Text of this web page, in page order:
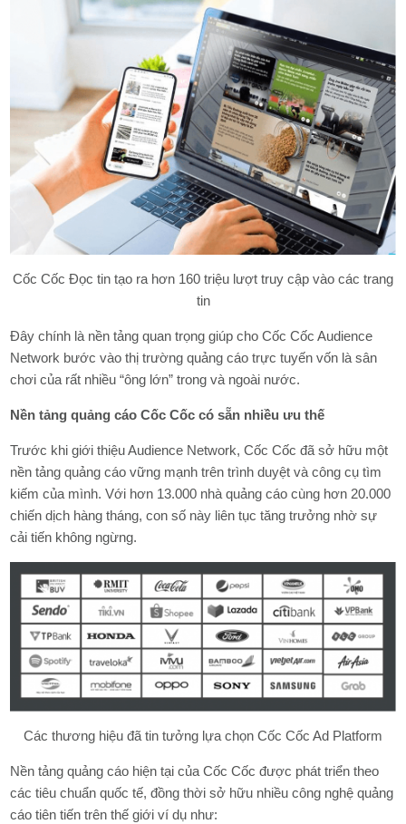
Cốc Cốc Đọc tin tạo ra hơn 160 triệu lượt truy cập vào các trang
tin
Đây chính là nền tảng quan trọng giúp cho Cốc Cốc Audience
Network bước vào thị trường quảng cáo trực tuyến vốn là sân
chơi của rất nhiều “ông lớn” trong và ngoài nước.
Nền tảng quảng cáo Cốc Cốc có sẵn nhiều ưu thế
Trước khi giới thiệu Audience Network, Cốc Cốc đã sở hữu một
nền tảng quảng cáo vững mạnh trên trình duyệt và công cụ tìm
kiếm của mình. Với hơn 13.000 nhà quảng cáo cùng hơn 20.000
chiến dịch hàng tháng, con số này liên tục tăng trưởng nhờ sự
cải tiến không ngừng.
Các thương hiệu đã tin tưởng lựa chọn Cốc Cốc Ad Platform
Nền tảng quảng cáo hiện tại của Cốc Cốc được phát triển theo
các tiêu chuẩn quốc tế, đồng thời sở hữu nhiều công nghệ quảng
cáo tiên tiến trên thế giới ví dụ như: